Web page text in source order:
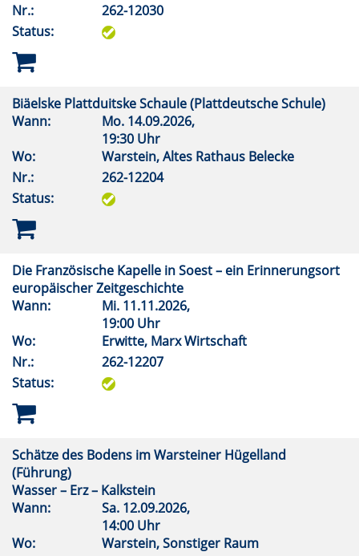
Nr.:
262-12030
Status:
Biäelske Plattduitske Schaule (Plattdeutsche Schule)
Wann:
Mo. 14.09.2026,
19:30 Uhr
Wo:
Warstein, Altes Rathaus Belecke
Nr.:
262-12204
Status:
Die Französische Kapelle in Soest – ein Erinnerungsort
europäischer Zeitgeschichte
Wann:
Mi. 11.11.2026,
19:00 Uhr
Wo:
Erwitte, Marx Wirtschaft
Nr.:
262-12207
Status:
Schätze des Bodens im Warsteiner Hügelland
(Führung)
Wasser – Erz – Kalkstein
Wann:
Sa. 12.09.2026,
14:00 Uhr
Wo:
Warstein, Sonstiger Raum